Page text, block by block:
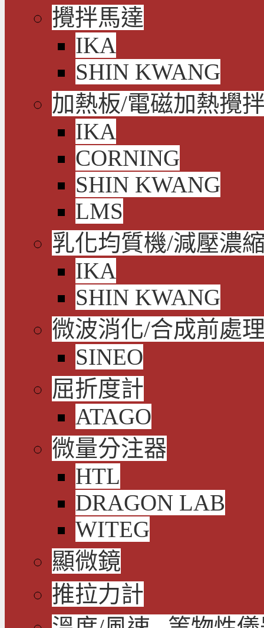
攪拌馬達
IKA
SHIN KWANG
加熱板/電磁加熱攪
IKA
CORNING
SHIN KWANG
LMS
乳化均質機/減壓濃
IKA
SHIN KWANG
微波消化/合成前處
SINEO
屈折度計
ATAGO
微量分注器
HTL
DRAGON LAB
WITEG
顯微鏡
推拉力計